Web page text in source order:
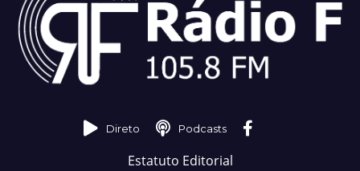
Direto Podcasts
Estatuto Editorial